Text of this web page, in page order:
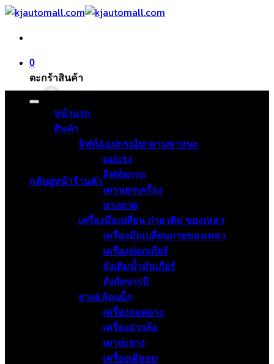
ข้าม
0
ตะกร้าสินค้า
ไม่มีสินค้าในตะกร้า
กลับสู่หน้าร้านค้า
หน้าแรก
สินค้า
ลิฟท์&อุปกรณ์ยกยานพาหนะ
แม่แรง
ลิฟท์ยกรถ
เครนยกเครื่อง
ทางลาด
เครื่องมือเปลี่ยน ถ่าย เติม ของเหลว
เครื่องมือเปลี่ยนถ่ายของเหลว
เครื่องฟอกเกียร์
ถังเติมน้ำมันเกียร์
ถังอัดจารบี
ยาง&ล้อแม็ก
เครื่องถอดยาง
เครื่องถ่วงล้อ
เตาปะยาง
เครื่องเติมลม